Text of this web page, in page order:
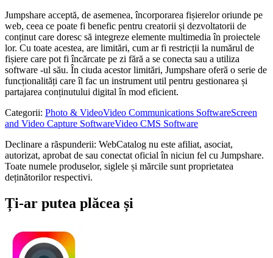
Jumpshare acceptă, de asemenea, încorporarea fișierelor oriunde pe
web, ceea ce poate fi benefic pentru creatorii și dezvoltatorii de
conținut care doresc să integreze elemente multimedia în proiectele
lor. Cu toate acestea, are limitări, cum ar fi restricții la numărul de
fișiere care pot fi încărcate pe zi fără a se conecta sau a utiliza
software -ul său. În ciuda acestor limitări, Jumpshare oferă o serie de
funcționalități care îl fac un instrument util pentru gestionarea și
partajarea conținutului digital în mod eficient.
Categorii: Photo & VideoVideo Communications SoftwareScreen
and Video Capture SoftwareVideo CMS Software
Declinare a răspunderii: WebCatalog nu este afiliat, asociat,
autorizat, aprobat de sau conectat oficial în niciun fel cu Jumpshare.
Toate numele produselor, siglele și mărcile sunt proprietatea
deținătorilor respectivi.
Ți-ar putea plăcea și